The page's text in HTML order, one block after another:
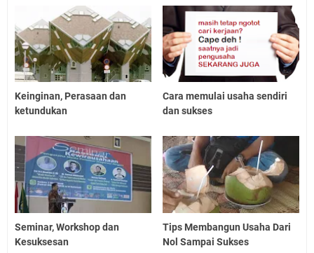
Keinginan, Perasaan dan
ketundukan
Cara memulai usaha sendiri
dan sukses
Seminar, Workshop dan
Kesuksesan
Tips Membangun Usaha Dari
Nol Sampai Sukses